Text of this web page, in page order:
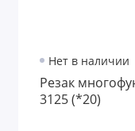
Нет в наличии
Резак
3125 (*20)